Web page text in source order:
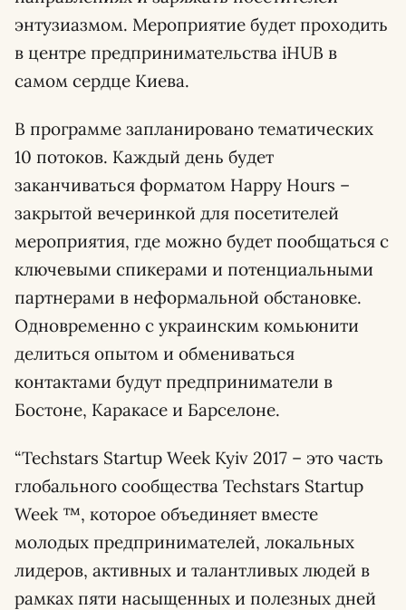
энтузиазмом. Мероприятие будет проходить
в центре предпринимательства iHUB в
самом сердце Киева.
В программе запланировано тематических
10 потоков. Каждый день будет
заканчиваться форматом Happy Hours –
закрытой вечеринкой для посетителей
мероприятия, где можно будет пообщаться с
ключевыми спикерами и потенциальными
партнерами в неформальной обстановке.
Одновременно с украинским комьюнити
делиться опытом и обмениваться
контактами будут предприниматели в
Бостоне, Каракасе и Барселоне.
“Techstars Startup Week Kyiv 2017 – это часть
глобального сообщества Techstars Startup
Week ™, которое объединяет вместе
молодых предпринимателей, локальных
лидеров, активных и талантливых людей в
рамках пяти насыщенных и полезных дней